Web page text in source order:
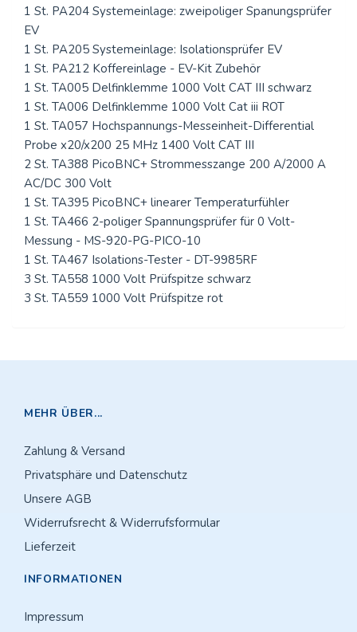
1 St. PA204 Systemeinlage: zweipoliger Spanungsprüfer
EV
1 St. PA205 Systemeinlage: Isolationsprüfer EV
1 St. PA212 Koffereinlage - EV-Kit Zubehör
1 St. TA005 Delfinklemme 1000 Volt CAT III schwarz
1 St. TA006 Delfinklemme 1000 Volt Cat iii ROT
1 St. TA057 Hochspannungs-Messeinheit-Differential
Probe x20/x200 25 MHz 1400 Volt CAT III
2 St. TA388 PicoBNC+ Strommesszange 200 A/2000 A
AC/DC 300 Volt
1 St. TA395 PicoBNC+ linearer Temperaturfühler
1 St. TA466 2-poliger Spannungsprüfer für 0 Volt-
Messung - MS-920-PG-PICO-10
1 St. TA467 Isolations-Tester - DT-9985RF
3 St. TA558 1000 Volt Prüfspitze schwarz
3 St. TA559 1000 Volt Prüfspitze rot
MEHR ÜBER...
Zahlung & Versand
Privatsphäre und Datenschutz
Unsere AGB
Widerrufsrecht & Widerrufsformular
Lieferzeit
INFORMATIONEN
Impressum